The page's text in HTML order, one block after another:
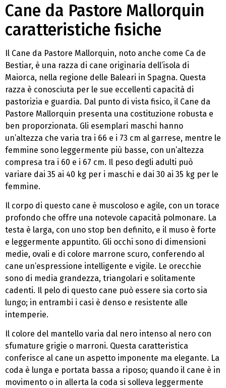
Cane da Pastore Mallorquin
caratteristiche fisiche
Il Cane da Pastore Mallorquin, noto anche come Ca de
Bestiar, è una razza di cane originaria dell’isola di
Maiorca, nella regione delle Baleari in Spagna. Questa
razza è conosciuta per le sue eccellenti capacità di
pastorizia e guardia. Dal punto di vista fisico, il Cane da
Pastore Mallorquin presenta una costituzione robusta e
ben proporzionata. Gli esemplari maschi hanno
un’altezza che varia tra i 66 e i 73 cm al garrese, mentre le
femmine sono leggermente più basse, con un’altezza
compresa tra i 60 e i 67 cm. Il peso degli adulti può
variare dai 35 ai 40 kg per i maschi e dai 30 ai 35 kg per le
femmine.
Il corpo di questo cane è muscoloso e agile, con un torace
profondo che offre una notevole capacità polmonare. La
testa è larga, con uno stop ben definito, e il muso è forte
e leggermente appuntito. Gli occhi sono di dimensioni
medie, ovali e di colore marrone scuro, conferendo al
cane un’espressione intelligente e vigile. Le orecchie
sono di media grandezza, triangolari e solitamente
cadenti. Il pelo di questo cane può essere sia corto sia
lungo; in entrambi i casi è denso e resistente alle
intemperie.
Il colore del mantello varia dal nero intenso al nero con
sfumature grigie o marroni. Questa caratteristica
conferisce al cane un aspetto imponente ma elegante. La
coda è lunga e portata bassa a riposo; quando il cane è in
movimento o in allerta la coda si solleva leggermente